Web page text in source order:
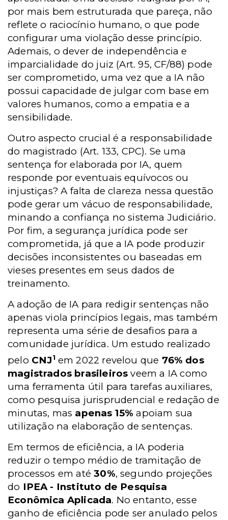
por mais bem estruturada que pareça, não
reflete o raciocínio humano, o que pode
configurar uma violação desse princípio.
Ademais, o dever de independência e
imparcialidade do juiz (Art. 95, CF/88) pode
ser comprometido, uma vez que a IA não
possui capacidade de julgar com base em
valores humanos, como a empatia e a
sensibilidade.
Outro aspecto crucial é a responsabilidade
do magistrado (Art. 133, CPC). Se uma
sentença for elaborada por IA, quem
responde por eventuais equívocos ou
injustiças? A falta de clareza nessa questão
pode gerar um vácuo de responsabilidade,
minando a confiança no sistema Judiciário.
Por fim, a segurança jurídica pode ser
comprometida, já que a IA pode produzir
decisões inconsistentes ou baseadas em
vieses presentes em seus dados de
treinamento.
A adoção de IA para redigir sentenças não
apenas viola princípios legais, mas também
representa uma série de desafios para a
comunidade jurídica. Um estudo realizado
pelo CNJ1 em 2022 revelou que 76% dos
magistrados brasileiros veem a IA como
uma ferramenta útil para tarefas auxiliares,
como pesquisa jurisprudencial e redação de
minutas, mas apenas 15% apoiam sua
utilização na elaboração de sentenças.
Em termos de eficiência, a IA poderia
reduzir o tempo médio de tramitação de
processos em até30%, segundo projeções
do IPEA - Instituto de Pesquisa
Econômica Aplicada. No entanto, esse
ganho de eficiência pode ser anulado pelos